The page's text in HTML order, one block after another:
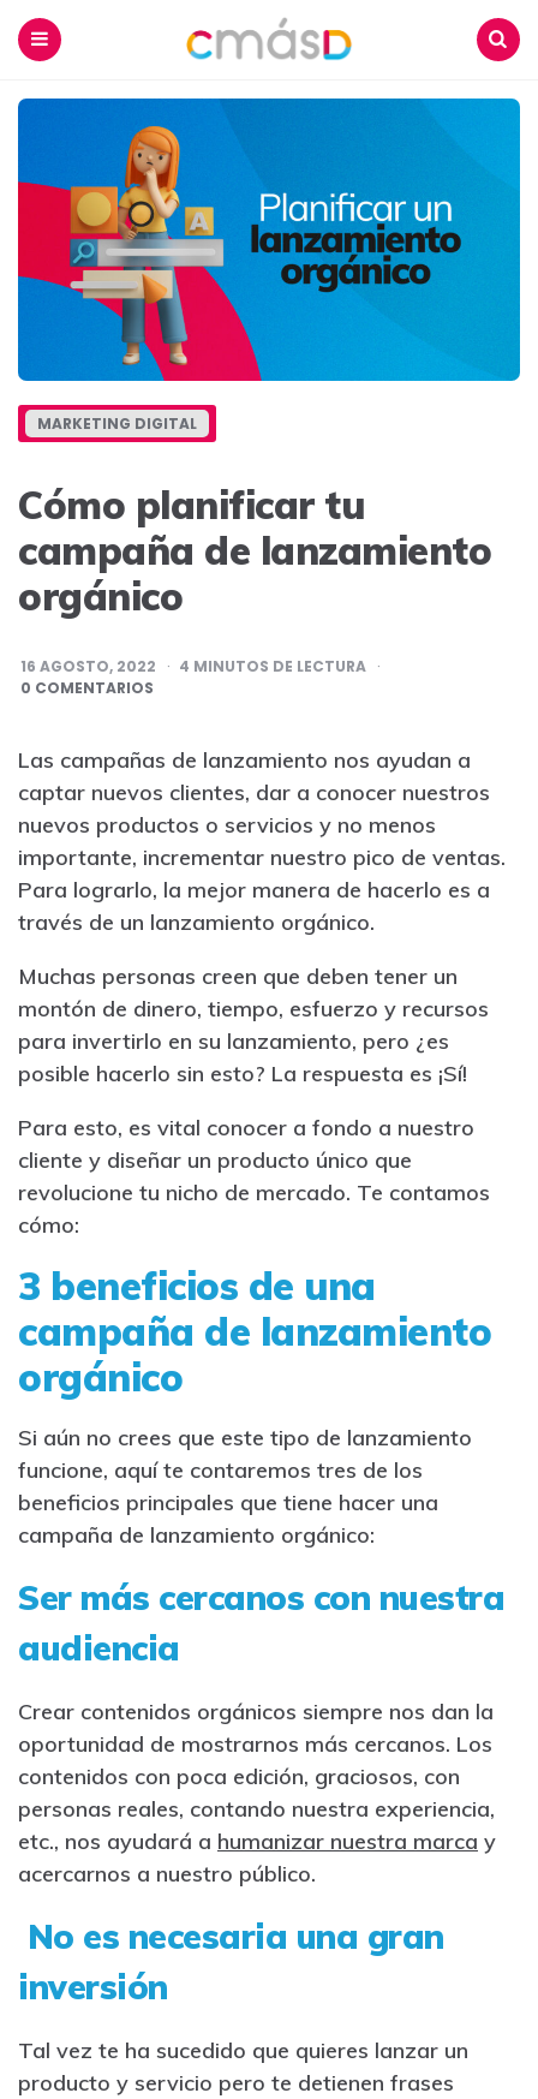
MARKETING DIGITAL
Cómo planificar tu
campaña de lanzamiento
orgánico
16 AGOSTO, 2022 4 MINUTOS DE LECTURA
0 COMENTARIOS
Las campañas de lanzamiento nos ayudan a
captar nuevos clientes, dar a conocer nuestros
nuevos productos o servicios y no menos
importante, incrementar nuestro pico de ventas.
Para lograrlo, la mejor manera de hacerlo es a
través de un lanzamiento orgánico.
Muchas personas creen que deben tener un
montón de dinero, tiempo, esfuerzo y recursos
para invertirlo en su lanzamiento, pero ¿es
posible hacerlo sin esto? La respuesta es ¡Sí!
Para esto, es vital conocer a fondo a nuestro
cliente y diseñar un producto único que
revolucione tu nicho de mercado. Te contamos
cómo:
3 beneficios de una
campaña de lanzamiento
orgánico
Si aún no crees que este tipo de lanzamiento
funcione, aquí te contaremos tres de los
beneficios principales que tiene hacer una
campaña de lanzamiento orgánico:
Ser más cercanos con nuestra
audiencia
Crear contenidos orgánicos siempre nos dan la
oportunidad de mostrarnos más cercanos. Los
contenidos con poca edición, graciosos, con
personas reales, contando nuestra experiencia,
etc., nos ayudará a humanizar nuestra marca y
acercarnos a nuestro público.
No es necesaria una gran
inversión
Tal vez te ha sucedido que quieres lanzar un
producto y servicio pero te detienen frases